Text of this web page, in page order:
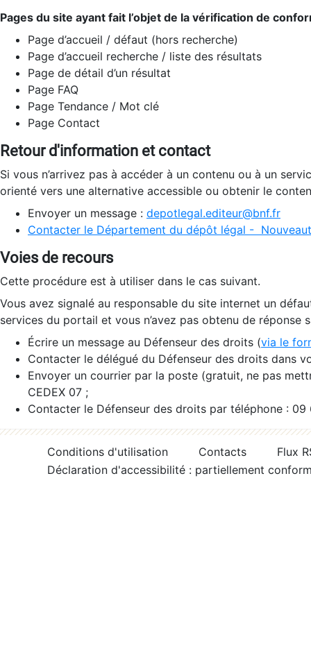
Pages du site ayant fait l’objet de la vérification de
Page d’accueil / défaut (hors recherche)
Page d’accueil recherche / liste des résultats
Page de détail d’un résultat
Page FAQ
Page Tendance / Mot clé
Page Contact
Retour d'information et contact
Si vous n’arrivez pas à accéder à un contenu ou à un
orienté vers une alternative accessible ou obtenir le
Envoyer un message : depotlegal.editeur@bnf.fr
Contacter le Département du dépôt légal -
Voies de recours
Cette procédure est à utiliser dans le cas suivant.
Vous avez signalé au responsable du site internet un
services du portail et vous n’avez pas obtenu de réponse
Écrire un message au Défenseur des droits (via le
Contacter le délégué du Défenseur des droits dans
Envoyer un courrier par la poste (gratuit, ne pas
CEDEX 07 ;
Contacter le Défenseur des droits par téléphone :
Conditions d'utilisation Contacts
Flux
Déclaration d'accessibilité : partiellement